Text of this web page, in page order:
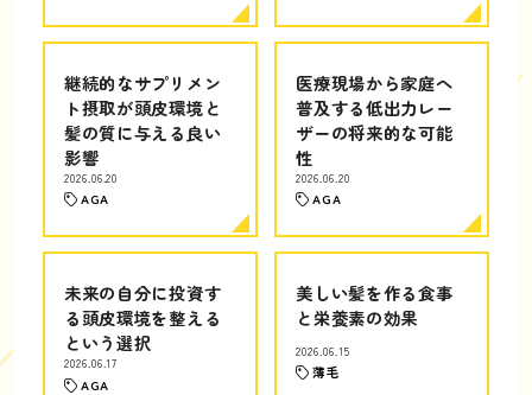
継続的なサプリメン
ト摂取が頭皮環境と
髪の質に与える良い
影響
2026.06.20
AGA
医療現場から家庭へ
普及する低出力レー
ザーの将来的な可能
性
2026.06.20
AGA
未来の自分に投資す
る頭皮環境を整える
という選択
2026.06.17
AGA
美しい髪を作る食事
と栄養素の効果
2026.06.15
薄毛